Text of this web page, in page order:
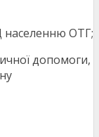
населенню ОТГ;
допомоги,